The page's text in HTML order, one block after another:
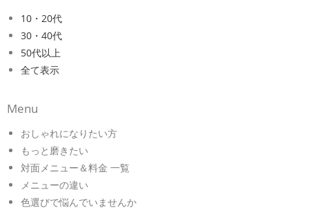
10・20代
30・40代
50代以上
全て表示
Menu
おしゃれになりたい方
もっと磨きたい
対面メニュー＆料金 一覧
メニューの違い
色選びで悩んでいませんか